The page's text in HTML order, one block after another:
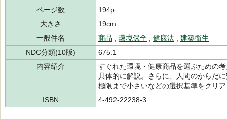
ページ数
194p
大きさ
19cm
一般件名
商品 環境保全 健康法
建築衛生
NDC分類(10版)
675.1
内容紹介
すぐれた環境・健康商品を選ぶための
具体的に解説。さらに、人間のからだ
極限まで小さいなどの選択基準をクリ
ISBN
4-492-22238-3